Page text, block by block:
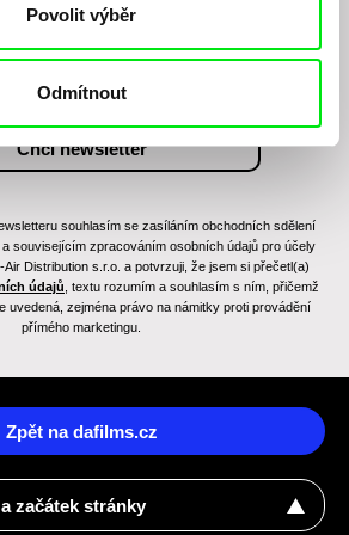
Povolit výběr
Odmítnout
souhlasím se zasíláním obchodních sdělení
souvisejícím zpracováním osobních údajů pro účely
Distribution s.r.o. a potvrzuji, že jsem si přečetl(a)
údajů , textu rozumím a souhlasím s ním, přičemž
uvedená, zejména právo na námitky proti provádění
přímého marketingu.
Zpět na dafilms.cz
začátek stránky